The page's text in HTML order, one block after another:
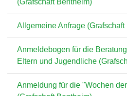
(Grafschaft Bentheim)
Allgemeine Anfrage (Grafschaft
Anmeldebogen für die
Eltern und Jugendliche
Anmeldung für die "Wochen